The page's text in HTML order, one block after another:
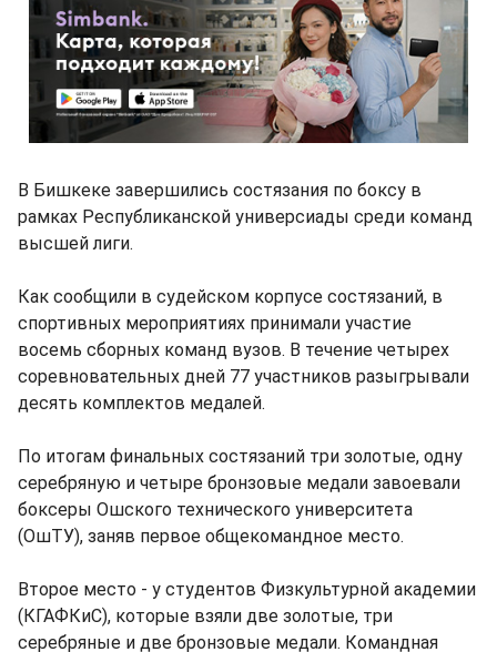
В Бишкеке завершились состязания по боксу в
рамках Республиканской универсиады среди команд
высшей лиги.
Как сообщили в судейском корпусе состязаний, в
спортивных мероприятиях принимали участие
восемь сборных команд вузов. В течение четырех
соревновательных дней 77 участников разыгрывали
десять комплектов медалей.
По итогам финальных состязаний три золотые, одну
серебряную и четыре бронзовые медали завоевали
боксеры Ошского технического университета
(ОшТУ), заняв первое общекомандное место.
Второе место - у студентов Физкультурной академии
(КГАФКиС), которые взяли две золотые, три
серебряные и две бронзовые медали. Командная